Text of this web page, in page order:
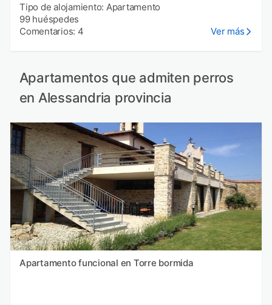
Tipo de alojamiento: Apartamento
99 huéspedes
Comentarios: 4
Ver más
Apartamentos que admiten perros
en Alessandria provincia
Apartamento funcional en Torre bormida